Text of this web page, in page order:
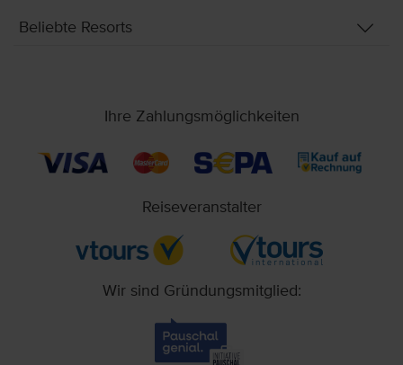
Beliebte Resorts
Ihre Zahlungsmöglichkeiten
Reiseveranstalter
Wir sind Gründungsmitglied: